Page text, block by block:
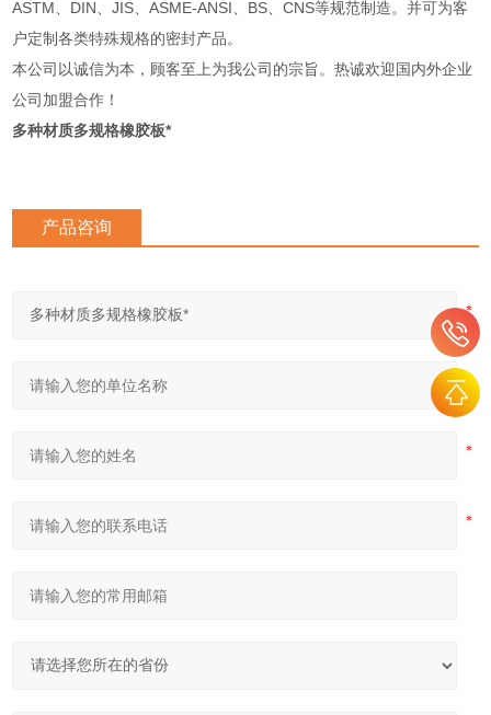
ASTM、DIN、JIS、ASME-ANSI、BS、CNS等规范制造。并可为客
户定制各类特殊规格的密封产品。
本公司以诚信为本，顾客至上为我公司的宗旨。热诚欢迎国内外企业
公司加盟合作！
多种材质多规格橡胶板*
产品咨询